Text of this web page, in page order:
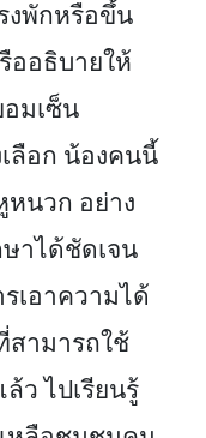
งพักหรือขึ้น
ออธิบายให้
มเซ็น
ลือก น้องคนนี้
หนวก อย่าง
าได้ชัดเจน
เอาความได้
สามารถใช้
ว ไปเรียนรู้